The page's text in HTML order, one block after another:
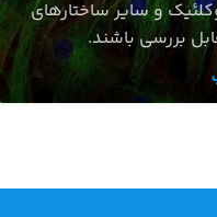
و سایر ساختارهای
بررسی باشند.